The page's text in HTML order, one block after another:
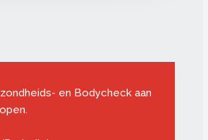
en Bodycheck aan